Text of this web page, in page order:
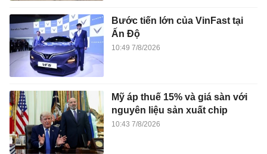
Bước tiến lớn của VinFast tại
Ấn Độ
10:49 7/8/2026
Mỹ áp thuế 15% và giá sàn với
nguyên liệu sản xuất chip
10:43 7/8/2026